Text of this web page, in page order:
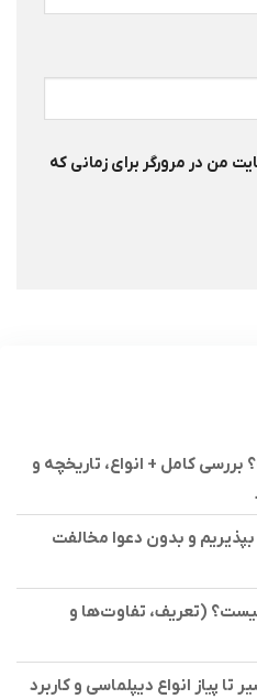
من در مرورگر برای زمانی که
بررسی کامل + انواع، تاریخچه و
و بدون دعوا مخالفت
(تعریف، تفاوت‌ها و
پیاز انواع دیپلماسی و کاربرد